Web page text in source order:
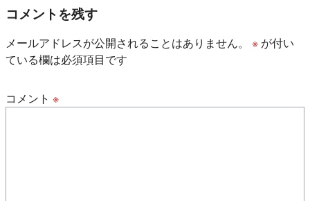
コメントを残す
メールアドレスが公開されることはありません。 ※ が付い
ている欄は必須項目です
コメント ※